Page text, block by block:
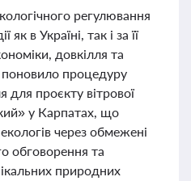
регулювання
в Україні, так і за її
довкілля та
поновило процедуру
для проєкту вітрової
у Карпатах, що
через обмежені
обговорення та
природних